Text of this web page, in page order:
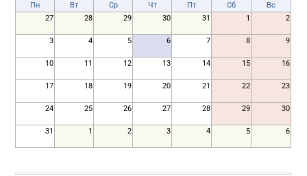
Пн Вт Ср Чт Пт Сб
Вс
27
28 29 30 31 1 2
3 4 5 6 7 8 9
10 11 12 13 14 15 16
17 18 19 20 21 22 23
24 25 26 27 28 29 30
31 1 2 3 4 5 6